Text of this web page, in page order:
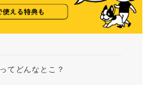
てどんなとこ？